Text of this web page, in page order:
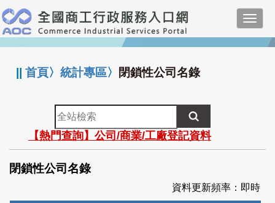
跳
到
主
要
:::
||首頁〉統計專區〉 閉鎖性公司名錄
全
站
檢
索
【熱門查詢】公司/商業/工廠登記資料
閉鎖性公司名錄
資料更新頻率：即時